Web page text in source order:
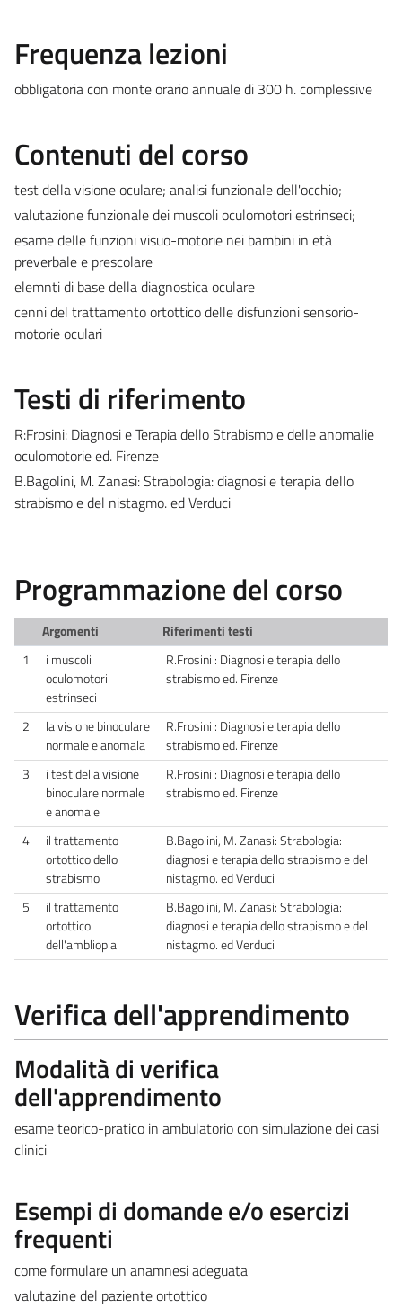
Frequenza lezioni
obbligatoria con monte orario annuale di 300 h. complessive
Contenuti del corso
test della visione oculare; analisi funzionale dell'occhio;
valutazione funzionale dei muscoli oculomotori estrinseci;
esame delle funzioni visuo-motorie nei bambini in età
preverbale e prescolare
elemnti di base della diagnostica oculare
cenni del trattamento ortottico delle disfunzioni sensorio-
motorie oculari
Testi di riferimento
R:Frosini: Diagnosi e Terapia dello Strabismo e delle anomalie
oculomotorie ed. Firenze
B.Bagolini, M. Zanasi: Strabologia: diagnosi e terapia dello
strabismo e del nistagmo. ed Verduci
Programmazione del corso
Argomenti
Riferimenti testi
1
i muscoli
oculomotori
estrinseci
R.Frosini : Diagnosi e terapia dello
strabismo ed. Firenze
2
la visione binoculare
normale e anomala
R.Frosini : Diagnosi e terapia dello
strabismo ed. Firenze
3
i test della visione
binoculare normale
e anomale
R.Frosini : Diagnosi e terapia dello
strabismo ed. Firenze
4
il trattamento
ortottico dello
strabismo
B.Bagolini, M. Zanasi: Strabologia:
diagnosi e terapia dello strabismo e del
nistagmo. ed Verduci
5
il trattamento
ortottico
dell'ambliopia
B.Bagolini, M. Zanasi: Strabologia:
diagnosi e terapia dello strabismo e del
nistagmo. ed Verduci
Verifica dell'apprendimento
Modalità di verifica
dell'apprendimento
esame teorico-pratico in ambulatorio con simulazione dei casi
clinici
Esempi di domande e/o esercizi
frequenti
come formulare un anamnesi adeguata
valutazine del paziente ortottico